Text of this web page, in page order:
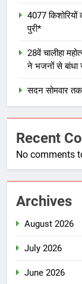
4077 किशोरियों
पुरी*
28वें चालीहा
ने भजनों से बांधा
सदन सोमवार
Recent
No comments
Archives
August 2026
July 2026
June 2026